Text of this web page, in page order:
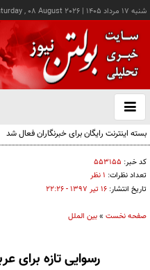
شنبه ۱۷ مرداد ۱۴۰۵ |
, 08 August 2026
باز
و
بسته اینترنت رایگان برای خبرنگاران فعال شد
کد خبر: ۵۵۳۱۵۵
تعداد نظرات: ۱ نظر
تاریخ انتشار: ۱۶ تير ۱۳۹۷ - ۲۲:۲۶
صفحه نخست »بین الملل
رسوایی تازه برای